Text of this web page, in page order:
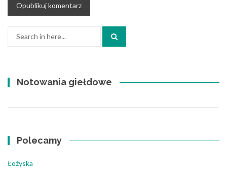
Notowania giełdowe
Polecamy
Łożyska